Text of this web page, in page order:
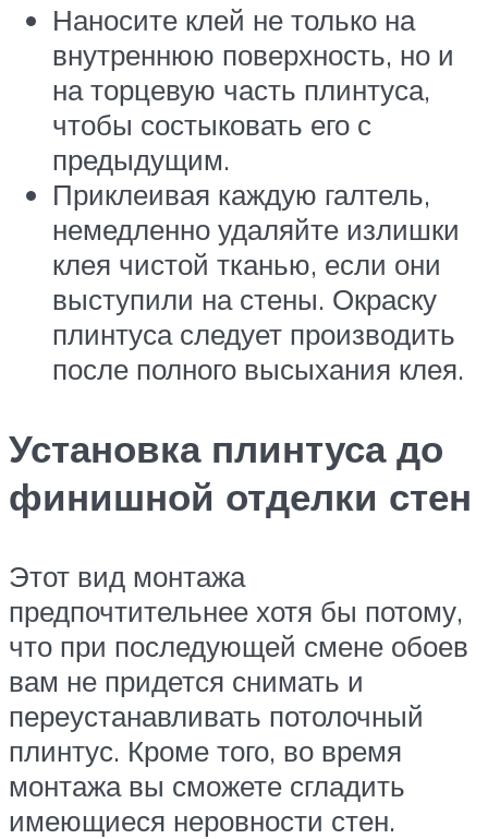
Наносите клей не только на
внутреннюю поверхность, но и
на торцевую часть плинтуса,
чтобы состыковать его с
предыдущим.
Приклеивая каждую галтель,
немедленно удаляйте излишки
клея чистой тканью, если они
выступили на стены. Окраску
плинтуса следует производить
после полного высыхания клея.
Установка плинтуса до
финишной отделки стен
Этот вид монтажа
предпочтительнее хотя бы потому,
что при последующей смене обоев
вам не придется снимать и
переустанавливать потолочный
плинтус. Кроме того, во время
монтажа вы сможете сгладить
имеющиеся неровности стен.